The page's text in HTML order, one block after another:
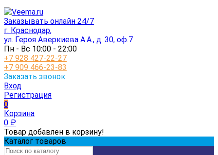
Заказывать онлайн 24/7
г. Краснодар,
ул. Героя Аверкиева А.А., д. 30, оф.7
Пн - Вс 10:00 - 22:00
+7 928 427-22-27
+7 909 466-23-83
Заказать звонок
Вход
Регистрация
0
Корзина
0 ₽
Товар добавлен в корзину!
Каталог товаров